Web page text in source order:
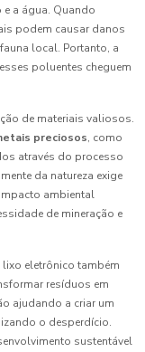
a água. Quando
podem causar danos
local. Portanto, a
poluentes cheguem
de materiais valiosos.
preciosos, como
através do processo
da natureza exige
ambiental
de mineração e
eletrônico também
resíduos em
ajudando a criar um
o desperdício.
sustentável